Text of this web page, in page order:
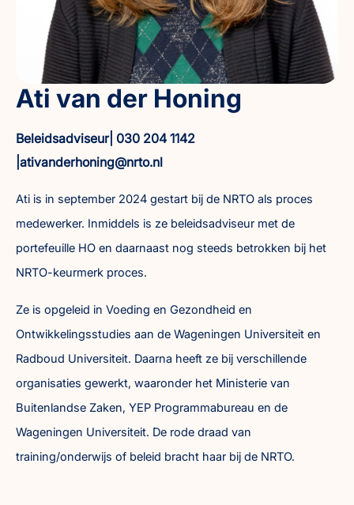
Ati van der Honing
Beleidsadviseur| 030 204 1142
|ativanderhoning@nrto.nl
Ati is in september 2024 gestart bij de NRTO als proces
medewerker. Inmiddels is ze beleidsadviseur met de
portefeuille HO en daarnaast nog steeds betrokken bij het
NRTO-keurmerk proces.
Ze is opgeleid in Voeding en Gezondheid en
Ontwikkelingsstudies aan de Wageningen Universiteit en
Radboud Universiteit. Daarna heeft ze bij verschillende
organisaties gewerkt, waaronder het Ministerie van
Buitenlandse Zaken, YEP Programmabureau en de
Wageningen Universiteit. De rode draad van
training/onderwijs of beleid bracht haar bij de NRTO.